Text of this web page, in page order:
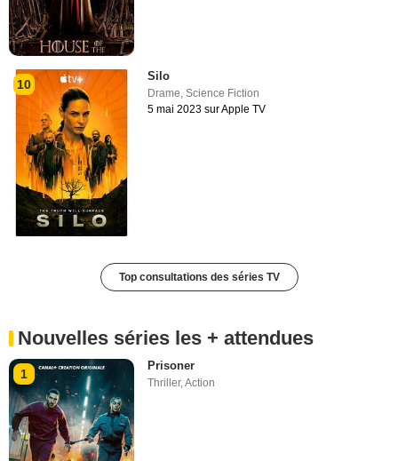
10
Silo
Drame ,Science Fiction
5 mai 2023 sur Apple TV
Top consultations des séries TV
Nouvelles séries les + attendues
1
Prisoner
Thriller,Action